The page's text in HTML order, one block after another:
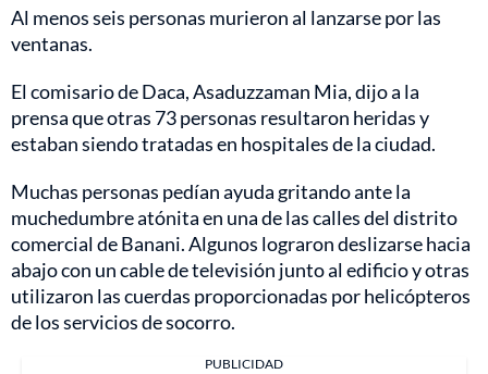
Al menos seis personas murieron al lanzarse por las
ventanas.
El comisario de Daca, Asaduzzaman Mia, dijo a la
prensa que otras 73 personas resultaron heridas y
estaban siendo tratadas en hospitales de la ciudad.
Muchas personas pedían ayuda gritando ante la
muchedumbre atónita en una de las calles del distrito
comercial de Banani. Algunos lograron deslizarse hacia
abajo con un cable de televisión junto al edificio y otras
utilizaron las cuerdas proporcionadas por helicópteros
de los servicios de socorro.
PUBLICIDAD